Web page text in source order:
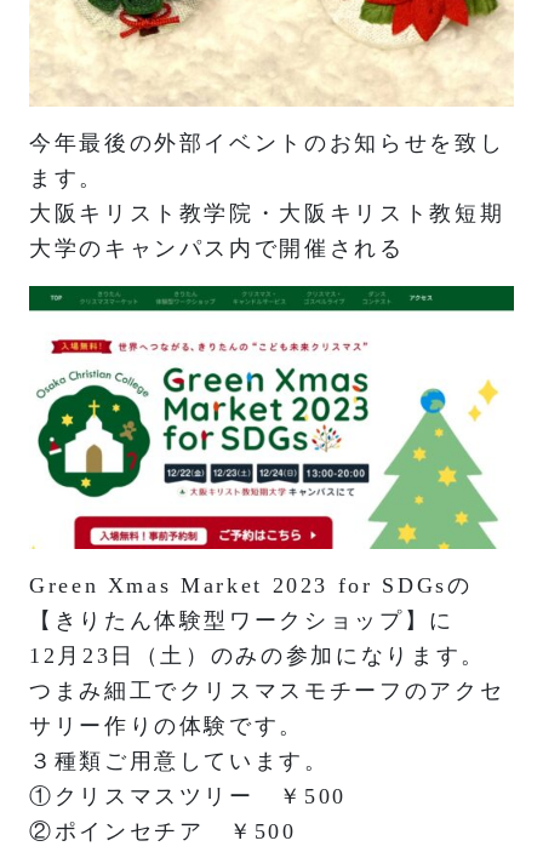
今年最後の外部イベントのお知らせを致し
ます。
大阪キリスト教学院・大阪キリスト教短期
大学のキャンパス内で開催される
Green Xmas Market 2023 for SDGsの
【きりたん体験型ワークショップ】に
12月23日（土）のみの参加になります。
つまみ細工でクリスマスモチーフのアクセ
サリー作りの体験です。
３種類ご用意しています。
①クリスマスツリー ￥500
②ポインセチア ￥500